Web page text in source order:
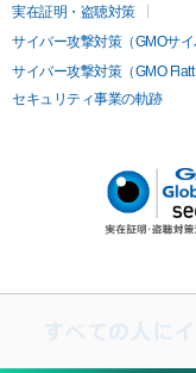
実在証明・盗聴対策
サイバー攻撃対策（GMOサ
サイバー攻撃対策（GMO Flatt
セキュリティ事業の軌跡